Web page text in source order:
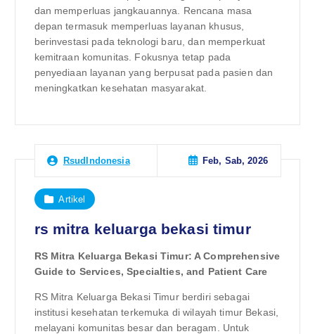
dan memperluas jangkauannya. Rencana masa
depan termasuk memperluas layanan khusus,
berinvestasi pada teknologi baru, dan memperkuat
kemitraan komunitas. Fokusnya tetap pada
penyediaan layanan yang berpusat pada pasien dan
meningkatkan kesehatan masyarakat.
RsudIndonesia Feb, Sab, 2026
Artikel
rs mitra keluarga bekasi timur
RS Mitra Keluarga Bekasi Timur: A Comprehensive
Guide to Services, Specialties, and Patient Care
RS Mitra Keluarga Bekasi Timur berdiri sebagai
institusi kesehatan terkemuka di wilayah timur Bekasi,
melayani komunitas besar dan beragam. Untuk